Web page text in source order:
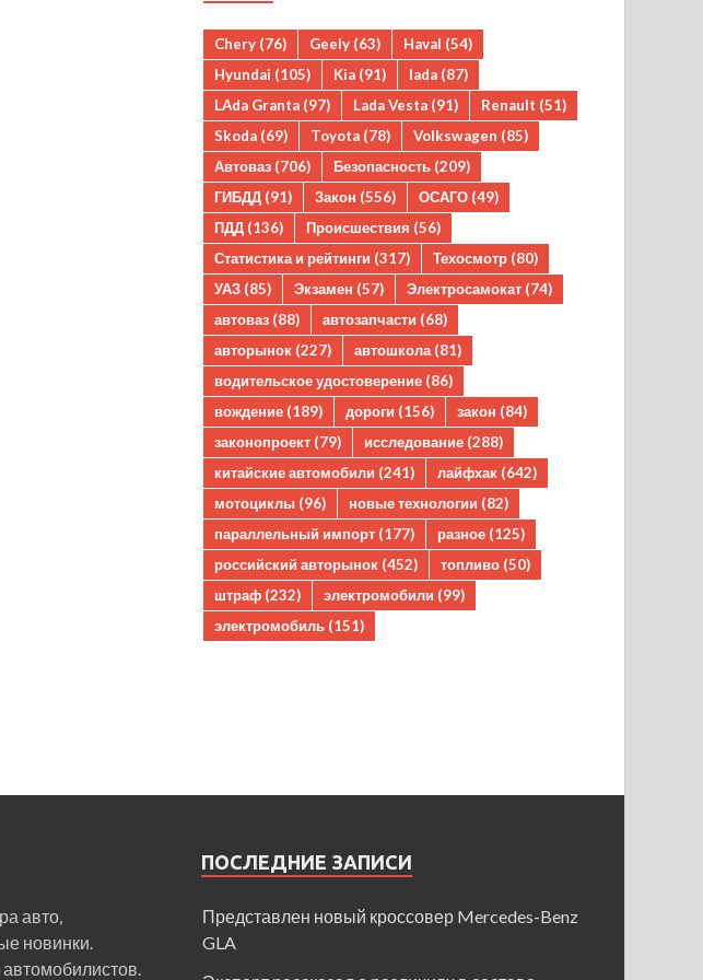
Chery (76) Geely (63) Haval (54)
Hyundai (105) Kia (91) lada (87)
LAda Granta (97) Lada Vesta (91) Renault (51)
Skoda (69) Toyota (78) Volkswagen (85)
Автоваз (706) Безопасность (209)
ГИБДД (91) Закон (556) ОСАГО (49)
ПДД (136) Происшествия (56)
Статистика и рейтинги (317) Техосмотр (80)
УАЗ (85) Экзамен (57) Электросамокат (74)
автоваз (88) автозапчасти (68)
авторынок (227) автошкола (81)
водительское удостоверение (86)
вождение (189) дороги (156) закон (84)
законопроект (79) исследование (288)
китайские автомобили (241) лайфхак (642)
мотоциклы (96) новые технологии (82)
параллельный импорт (177) разное (125)
российский авторынок (452) топливо (50)
штраф (232) электромобили (99)
электромобиль (151)
авто,
новинки.
ПОСЛЕДНИЕ ЗАПИСИ
Представлен новый кроссовер Mercedes-Benz
GLA